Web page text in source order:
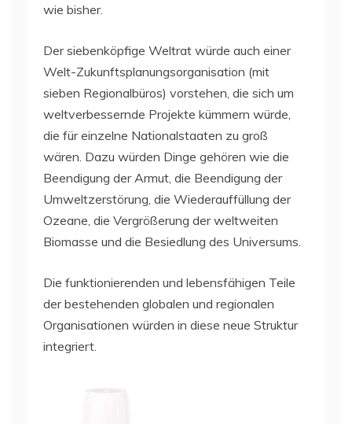
wie bisher.
Der siebenköpfige Weltrat würde auch einer
Welt-Zukunftsplanungsorganisation (mit
sieben Regionalbüros) vorstehen, die sich um
weltverbessernde Projekte kümmern würde,
die für einzelne Nationalstaaten zu groß
wären. Dazu würden Dinge gehören wie die
Beendigung der Armut, die Beendigung der
Umweltzerstörung, die Wiederauffüllung der
Ozeane, die Vergrößerung der weltweiten
Biomasse und die Besiedlung des Universums.
Die funktionierenden und lebensfähigen Teile
der bestehenden globalen und regionalen
Organisationen würden in diese neue Struktur
integriert.